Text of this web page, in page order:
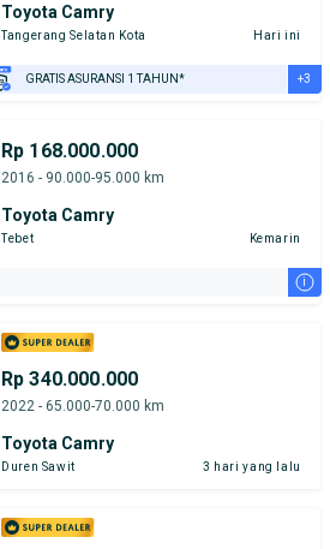
Toyota Camry
Tangerang Selatan Kota Hari ini
GRATIS ASURANSI 1 TAHUN* +3
Rp 168.000.000
2016 - 90.000-95.000 km
Toyota Camry
Tebet Kemarin
i
Rp 340.000.000
2022 - 65.000-70.000 km
Toyota Camry
Duren Sawit 3 hari yang lalu